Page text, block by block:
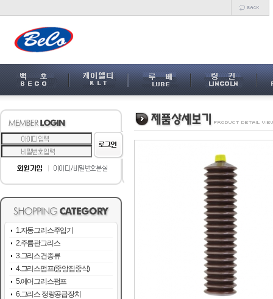
1.자동그리스주입기
2.주름관그리스
3.그리스건종류
4.그리스펌프(중앙집중식)
5.에어그리스펌프
6.그리스 정량공급장치